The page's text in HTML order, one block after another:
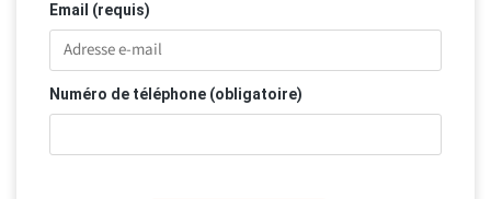
Email (requis)
Numéro de téléphone (obligatoire)